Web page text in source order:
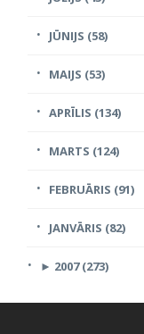
JŪNIJS (58)
MAIJS (53)
APRĪLIS (134)
MARTS (124)
FEBRUĀRIS (91)
JANVĀRIS (82)
► 2007 (273)